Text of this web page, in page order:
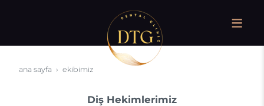
ana sayfa ekibimiz
Diş Hekimlerimiz